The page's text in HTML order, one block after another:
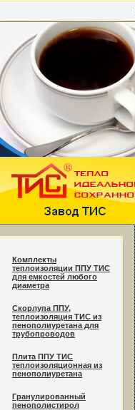
Комплекты
теплоизоляции ППУ ТИС
для емкостей любого
диаметра
Cкорлупа ППУ,
теплоизоляция ТИС из
пенополиуретана для
трубопроводов
Плита ППУ ТИС
теплоизоляционная из
пенополиуретана
Гранулированный
пенополистирол